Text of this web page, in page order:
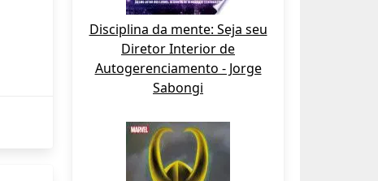
Disciplina da mente: Seja seu
Diretor Interior de
Autogerenciamento - Jorge
Sabongi